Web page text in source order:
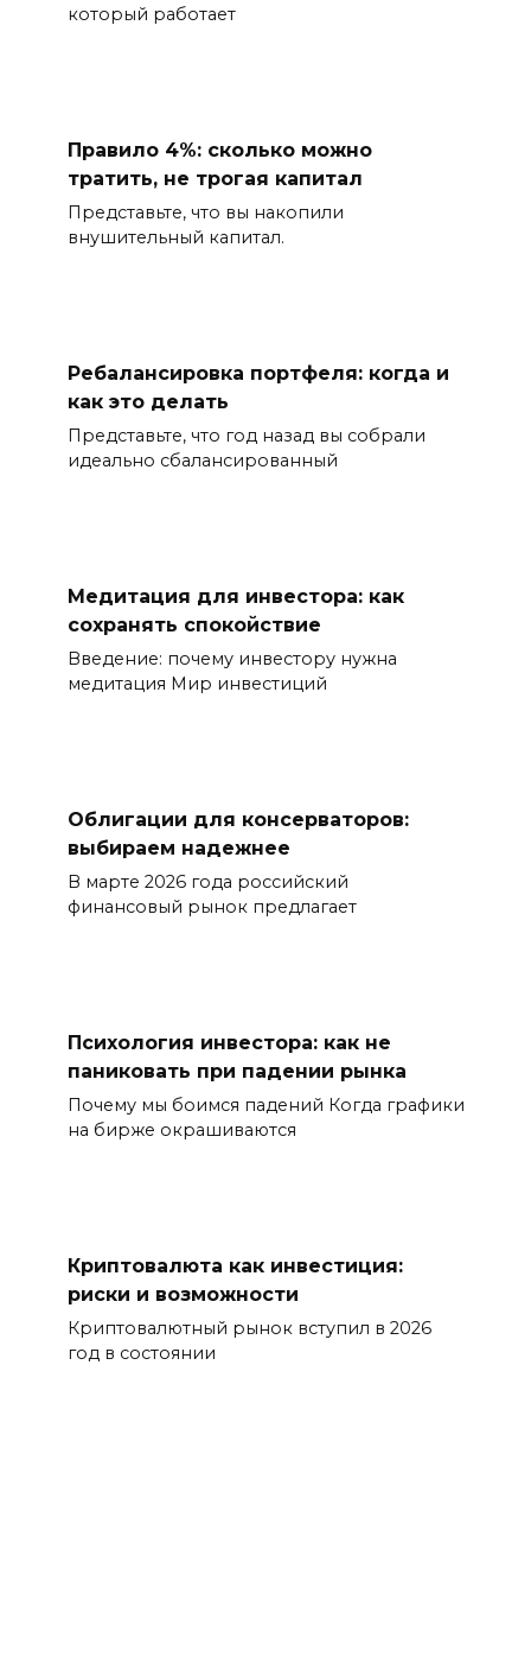
который работает
Правило 4%: сколько можно
тратить, не трогая капитал
Представьте, что вы накопили
внушительный капитал.
Ребалансировка портфеля: когда и
как это делать
Представьте, что год назад вы собрали
идеально сбалансированный
Медитация для инвестора: как
сохранять спокойствие
Введение: почему инвестору нужна
медитация Мир инвестиций
Облигации для консерваторов:
выбираем надежнее
В марте 2026 года российский
финансовый рынок предлагает
Психология инвестора: как не
паниковать при падении рынка
Почему мы боимся падений Когда графики
на бирже окрашиваются
Криптовалюта как инвестиция:
риски и возможности
Криптовалютный рынок вступил в 2026
год в состоянии